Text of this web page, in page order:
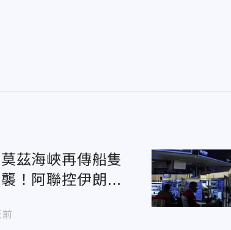
茲海峽再傳船隻
！阿聯控伊朗攻
前